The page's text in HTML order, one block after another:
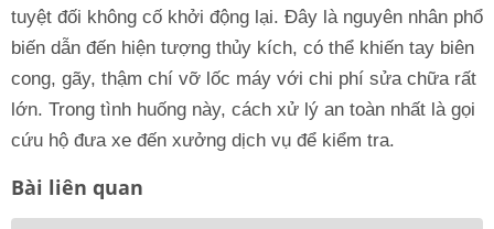
tuyệt đối không cố khởi động lại. Đây là nguyên nhân phổ
biến dẫn đến hiện tượng thủy kích, có thể khiến tay biên
cong, gãy, thậm chí vỡ lốc máy với chi phí sửa chữa rất
lớn. Trong tình huống này, cách xử lý an toàn nhất là gọi
cứu hộ đưa xe đến xưởng dịch vụ để kiểm tra.
Bài liên quan